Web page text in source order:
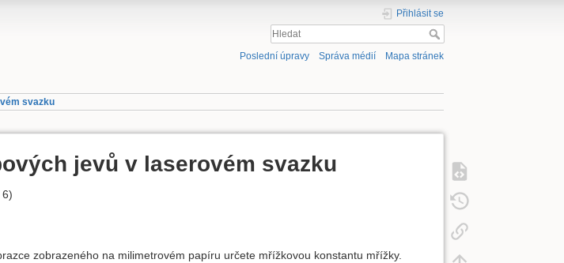
Přihlásit se
Poslední úpravy Správa médií Mapa stránek
svazku
jevů v laserovém svazku
zobrazeného na milimetrovém papíru určete mřížkovou konstantu mřížky.